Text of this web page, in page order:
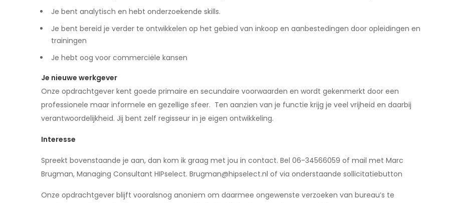
Je bent analytisch en hebt onderzoekende skills.
Je bent bereid je verder te ontwikkelen op het gebied van inkoop en aanbestedingen door opleidingen en
trainingen
Je hebt oog voor commerciële kansen
Je nieuwe werkgever
Onze opdrachtgever kent goede primaire en secundaire voorwaarden en wordt gekenmerkt door een
professionele maar informele en gezellige sfeer. Ten aanzien van je functie krijg je veel vrijheid en daarbij
verantwoordelijkheid. Jij bent zelf regisseur in je eigen ontwikkeling.
Interesse
Spreekt bovenstaande je aan, dan kom ik graag met jou in contact. Bel 06-34566059 of mail met Marc
Brugman, Managing Consultant HIPselect. Brugman@hipselect.nl of via onderstaande sollicitatiebutton
Onze opdrachtgever blijft vooralsnog anoniem om daarmee ongewenste verzoeken van bureau’s te